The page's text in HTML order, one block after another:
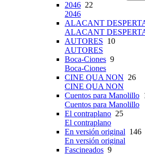
2046 22
2046
ALACANT
ALACANT
AUTORES 10
AUTORES
Boca-Ciones 9
Boca-Ciones
CINE QUA NON 26
CINE QUA NON
Cuentos para Manolillo
Cuentos para Manolillo
El contraplano 25
El contraplano
En versión original 146
En versión original
Fascineados 9